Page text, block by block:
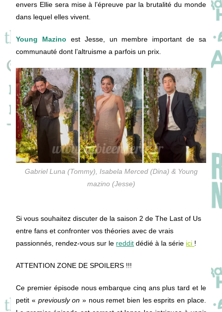
envers Ellie sera mise à l’épreuve par la brutalité du monde
dans lequel elles vivent.
Young Mazino est Jesse, un membre important de sa
communauté dont l’altruisme a parfois un prix.
Gabriel Luna (Tommy), Isabela Merced (Dina) & Young
mazino (Jesse)
Si vous souhaitez discuter de la saison 2 de The Last of Us
entre fans et confronter vos théories avec de vrais
passionnés, rendez-vous sur le reddit dédié à la série ici !
ATTENTION ZONE DE SPOILERS !!!
Ce premier épisode nous embarque cinq ans plus tard et le
petit « previously on » nous remet bien les esprits en place.